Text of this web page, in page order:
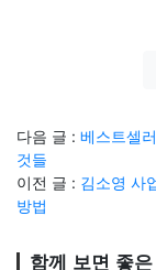
다음 글 : 베스트셀
것들
이전 글 : 김소영 사
방법
함께 보면 좋